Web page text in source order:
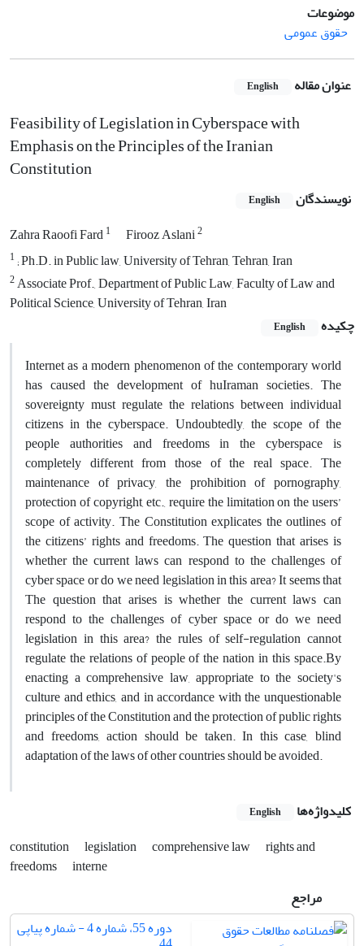
موضوعات
حقوق عمومی
عنوان مقاله English
Feasibility of Legislation in Cyberspace with
Emphasis on the Principles of the Iranian
Constitution
نویسندگان English
Zahra Raoofi Fard1 Firooz Aslani2
1 ; Ph.D. in Public law, University of Tehran, Tehran, Iran
2Associate Prof., Department of Public Law, Faculty of Law and
Political Science, University of Tehran, Iran
چکیده
English
Internet as a modern phenomenon of the contemporary world
has caused the development of huIraman societies. The
sovereignty must regulate the relations between individual
citizens in the cyberspace. Undoubtedly, the scope of the
people authorities and freedoms in the cyberspace is
completely different from those of the real space. The
maintenance of privacy, the prohibition of pornography,
protection of copyright, etc., require the limitation on the users’
scope of activity. The Constitution explicates the outlines of
the citizens’ rights and freedoms. The question that arises is
whether the current laws can respond to the challenges of
cyber space or do we need legislation in this area? It seems that
The question that arises is whether the current laws can
respond to the challenges of cyber space or do we need
legislation in this area? the rules of self-regulation cannot
regulate the relations of people of the nation in this space.By
enacting a comprehensive law, appropriate to the society's
culture and ethics, and in accordance with the unquestionable
principles of the Constitution and the protection of public rights
and freedoms, action should be taken. In this case, blind
adaptation of the laws of other countries should be avoided.
کلیدواژه‌ها English
constitution legislation comprehensive law
rights and
freedoms
interne
مراجع
دوره 55، شماره 4 - شماره پیاپی